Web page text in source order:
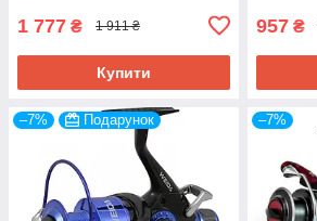
1 777 ₴ 1 911 ₴
Купити
957 ₴
–7% Подарунок –7%